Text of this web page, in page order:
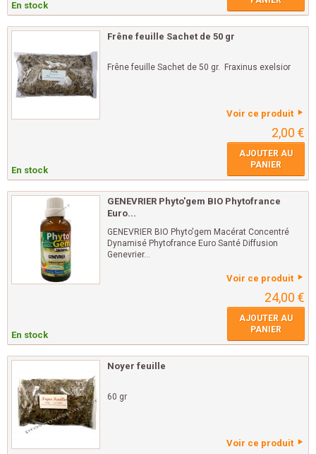
En stock
Frêne feuille Sachet de 50 gr
Frêne feuille Sachet de 50 gr. Fraxinus exelsior
Voir ce produit
2,00 €
En stock
AJOUTER AU
PANIER
GENEVRIER Phyto'gem BIO Phytofrance
Euro...
GENEVRIER BIO Phyto'gem Macérat Concentré
Dynamisé Phytofrance Euro Santé Diffusion
Genevrier...
Voir ce produit
24,00 €
En stock
AJOUTER AU
PANIER
Noyer feuille
60 gr
Voir ce produit